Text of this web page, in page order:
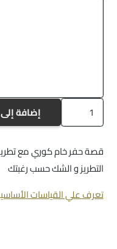
كمية
a-
إضافة
قصة حفر خام كوري مع
التطريز و الشك حسب رغبتك
تعرف علي القياسات